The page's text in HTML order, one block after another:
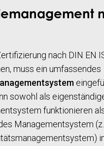
nach DIN EN
muss ein umfassendes
sowohl als
funktionieren
Managementsystem